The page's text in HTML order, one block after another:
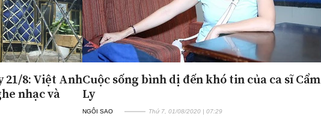
8: Việt Anh
nhạc và
Cuộc sống bình dị đến khó tin của ca sĩ Cẩm
Ly
NGÔI SAO Thứ 7, 01/08/2020 | 07:29